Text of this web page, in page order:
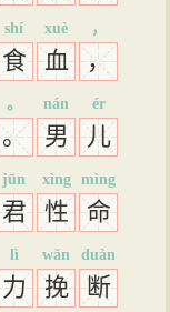
食
shí
血
xuè
，
，
。
。
男
nán
儿
ér
君
jūn
性
xìng
命
mìng
力
lì
挽
wǎn
断
duàn